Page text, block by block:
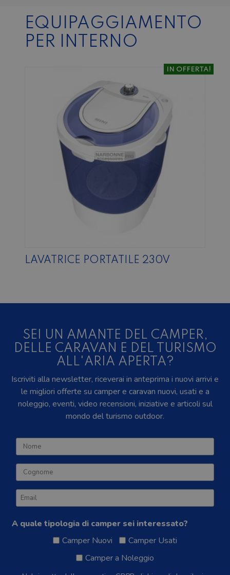
EQUIPAGGIAMENTO
PER INTERNO
IN OFFERTA!
LAVATRICE PORTATILE 230V
SEI UN AMANTE DEL CAMPER,
DELLE CARAVAN E DEL TURISMO
ALL'ARIA APERTA?
Iscriviti alla newsletter, riceverai in anteprima i nuovi arrivi e
le migliori offerte su camper e caravan nuovi, usati e a
noleggio, eventi, video recensioni, iniziative e articoli sul
mondo del turismo outdoor.
A quale tipologia di camper sei interessato?
Camper Nuovi
Camper Usati
Camper a Noleggio